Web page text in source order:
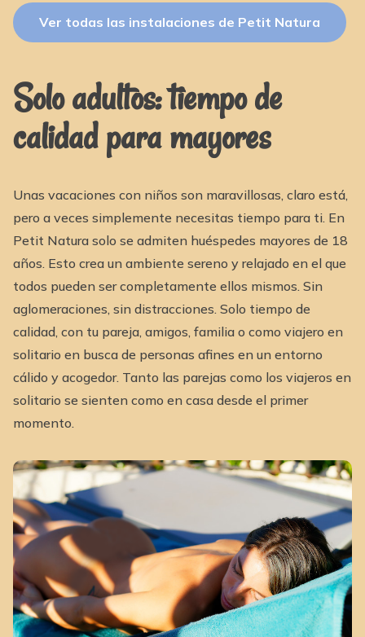
Ver todas las instalaciones de Petit Natura
Solo adultos: tiempo de
calidad para mayores
Unas vacaciones con niños son maravillosas, claro está,
pero a veces simplemente necesitas tiempo para ti. En
Petit Natura solo se admiten huéspedes mayores de 18
años. Esto crea un ambiente sereno y relajado en el que
todos pueden ser completamente ellos mismos. Sin
aglomeraciones, sin distracciones. Solo tiempo de
calidad, con tu pareja, amigos, familia o como viajero en
solitario en busca de personas afines en un entorno
cálido y acogedor. Tanto las parejas como los viajeros en
solitario se sienten como en casa desde el primer
momento.